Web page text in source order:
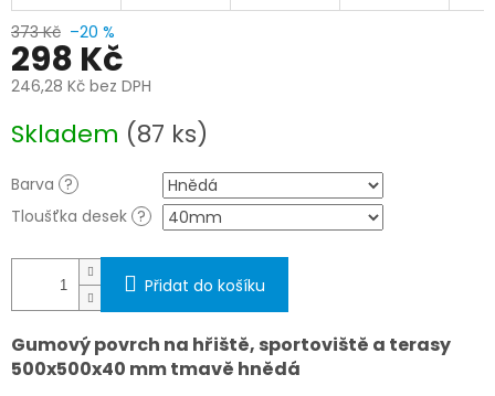
373 Kč –20 %
298 Kč
246,28 Kč bez DPH
cena:
Skladem (87 ks)
Barva ?
Tloušťka desek ?
Přidat do košíku
Gumový povrch na hřiště, sportoviště a terasy
500x500x40 mm tmavě hnědá